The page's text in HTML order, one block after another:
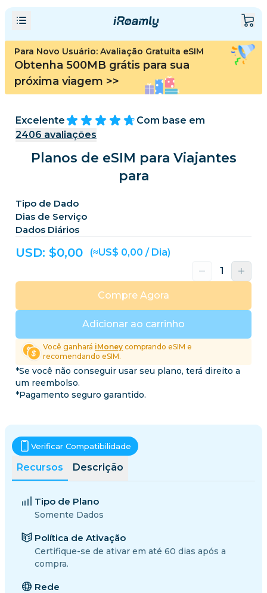
Para Novo Usuário: Avaliação Gratuita eSIM
Obtenha 500MB grátis para sua
próxima viagem >>
Excelente
Com base em
2406 avaliações
Planos de eSIM para Viajantes
para
Tipo de Dado
Dias de Serviço
Dados Diários
USD: $0,00 (≈US$ 0,00 / Dia)
Adicionar ao carrinho
Compre Agora
Você ganhará iMoney comprando eSIM e
recomendando eSIM.
*Se você não conseguir usar seu plano, terá direito a
um reembolso.
*Pagamento seguro garantido.
Recursos Descrição
Verificar Compatibilidade
Tipo de Plano
Somente Dados
Política de Ativação
Certifique-se de ativar em até 60 dias após a
compra.
Rede